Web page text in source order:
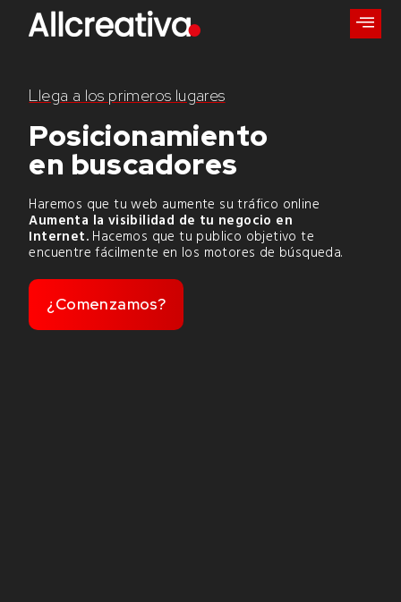
Llega a los primeros lugares
Posicionamiento
en buscadores
Haremos que tu web aumente su tráfico online
Aumenta la visibilidad de tu negocio en
Internet. Hacemos que tu publico objetivo te
encuentre fácilmente en los motores de búsqueda.
¿Comenzamos?